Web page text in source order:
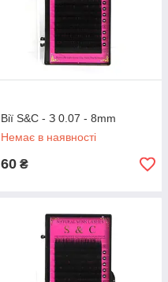
Вії S&C - З 0.07 - 8mm
Немає в наявності
60 ₴